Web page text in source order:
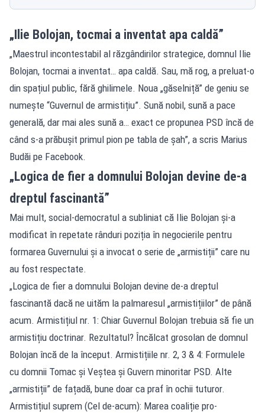
„Ilie Bolojan, tocmai a inventat apa caldă”
„Maestrul incontestabil al răzgândirilor strategice, domnul Ilie
Bolojan, tocmai a inventat… apa caldă. Sau, mă rog, a preluat-o
din spațiul public, fără ghilimele. Noua „găselniță” de geniu se
numește “Guvernul de armistițiu”. Sună nobil, sună a pace
generală, dar mai ales sună a… exact ce propunea PSD încă de
când s-a prăbușit primul pion pe tabla de șah”, a scris Marius
Budăi pe Facebook.
„Logica de fier a domnului Bolojan devine de-a
dreptul fascinantă”
Mai mult, social-democratul a subliniat că Ilie Bolojan și-a
modificat în repetate rânduri poziția în negocierile pentru
formarea Guvernului și a invocat o serie de „armistiții” care nu
au fost respectate.
„Logica de fier a domnului Bolojan devine de-a dreptul
fascinantă dacă ne uităm la palmaresul „armistițiilor” de până
acum. Armistițiul nr. 1: Chiar Guvernul Bolojan trebuia să fie un
armistițiu doctrinar. Rezultatul? Încălcat grosolan de domnul
Bolojan încă de la început. Armistițiile nr. 2, 3 & 4: Formulele
cu domnii Tomac și Veștea și Guvern minoritar PSD. Alte
„armistiții” de fațadă, bune doar ca praf în ochii tuturor.
Armistițiul suprem (Cel de-acum): Marea coaliție pro-